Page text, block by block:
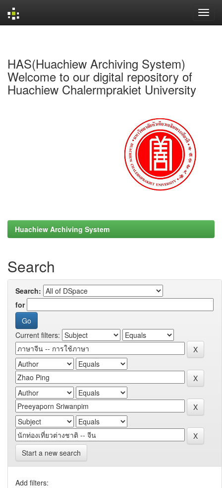
HAS(Huachiew Archiving System)
Welcome to our digital repository of
Huachiew Chalermprakiet University
Huachiew Archiving System
Search
Search:
for
Current filters:
Start a new search
Add filters: